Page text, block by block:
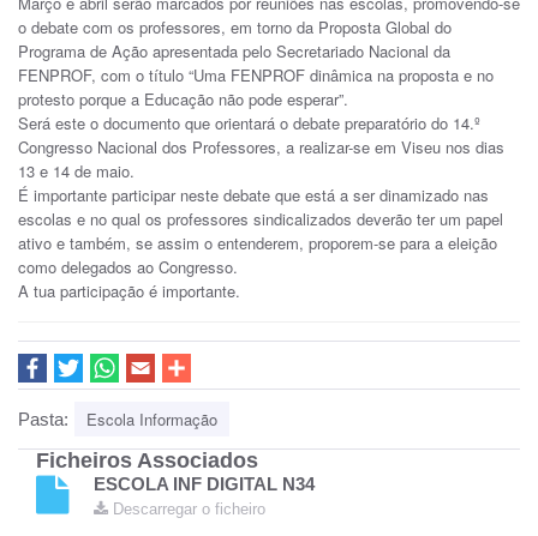
o debate com os professores, em torno da Proposta Global do
Programa de Ação apresentada pelo Secretariado Nacional da
FENPROF, com o título “Uma FENPROF dinâmica na proposta e no
protesto porque a Educação não pode esperar”.
Será este o documento que orientará o debate preparatório do 14.º
Congresso Nacional dos Professores, a realizar-se em Viseu nos dias
13 e 14 de maio.
É importante participar neste debate que está a ser dinamizado nas
escolas e no qual os professores sindicalizados deverão ter um papel
ativo e também, se assim o entenderem, proporem-se para a eleição
como delegados ao Congresso.
A tua participação é importante.
Pasta: Escola Informação
Ficheiros Associados
ESCOLA INF DIGITAL N34
Descarregar o ficheiro